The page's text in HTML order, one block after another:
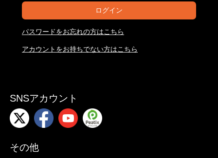
ログイン
パスワードをお忘れの方はこちら
アカウントをお持ちでない方はこちら
SNSアカウント
その他